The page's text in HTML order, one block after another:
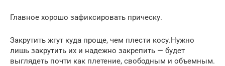
Главное хорошо зафиксировать прическу.
Закрутить жгут куда проще, чем плести косу.Нужно
лишь закрутить их и надежно закрепить — будет
выглядеть почти как плетение, свободным и объемным.